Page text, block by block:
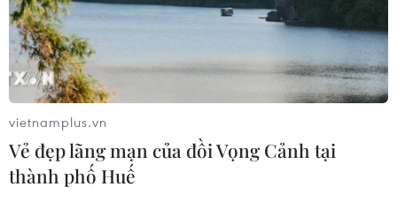
vietnamplus.vn
Vẻ đẹp lãng mạn của đồi Vọng Cảnh tại
thành phố Huế